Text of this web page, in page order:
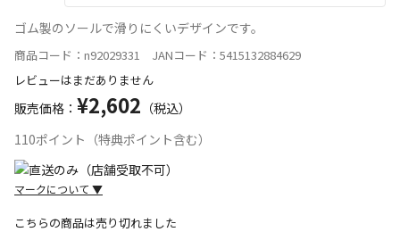
ゴム製のソールで滑りにくいデザインです。
商品コード：n92029331 JANコード：5415132884629
レビューはまだありません
販売価格： ¥2,602 （税込）
110ポイント（特典ポイント含む）
マークについて ▼
こちらの商品は売り切れました